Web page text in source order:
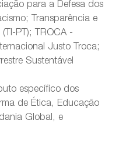
para a Defesa dos
Transparência e
PT); TROCA -
Justo Troca;
Sustentável
específico dos
de Ética, Educação
Global, e